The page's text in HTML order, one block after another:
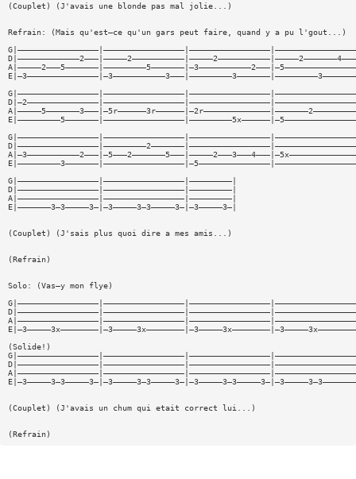
(Couplet) (J'avais une blonde pas mal jolie...)
Refrain: (Mais qu'est—ce qu'un gars peut faire, quand y a pu l'gout...)
G|—————————————————|—————————————————|—————————|
D|—————————————————|—————————————————|—————————|
A|—————————————————|—————————————————|—————————|
E|———————3—3—————3—|—3—————3—3—————3—|—3—————3—|
(Couplet) (J'sais plus quoi dire a mes amis...)
(Refrain)
Solo: (Vas—y mon flye)
(Solide!)
(Couplet) (J'avais un chum qui etait correct lui...)
(Refrain)